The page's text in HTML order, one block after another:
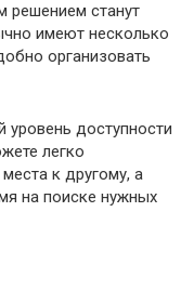
решением станут
имеют несколько
организовать
доступности
легко
к другому, а
на поиске нужных